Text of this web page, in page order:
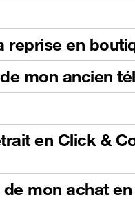
reprise en
mon ancien
en Click &
mon achat